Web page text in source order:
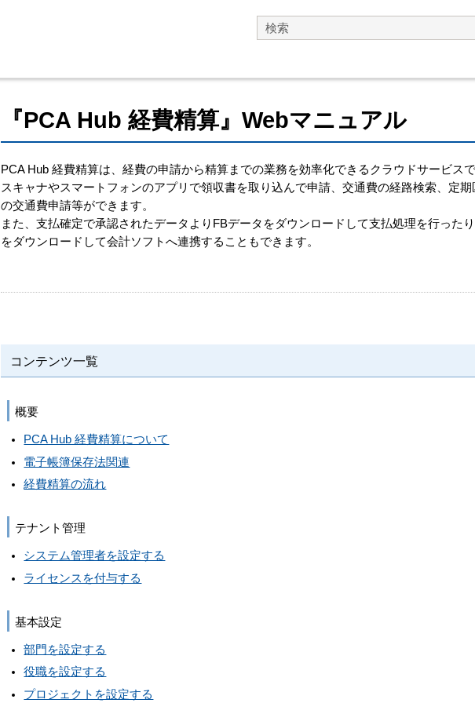
メイン コンテンツにスキップ
『PCA Hub 経費精算』Webマニュアル
PCA Hub 経費精算は、経費の申請から精算までの業務を効率化できるクラウドサービスで
スキャナやスマートフォンのアプリで領収書を取り込んで申請、交通費の経路検索、定期
の交通費申請等ができます。
また、支払確定で承認されたデータよりFBデータをダウンロードして支払処理を行った
をダウンロードして会計ソフトへ連携することもできます。
コンテンツ一覧
概要
PCA Hub 経費精算について
電子帳簿保存法関連
経費精算の流れ
テナント管理
システム管理者を設定する
ライセンスを付与する
基本設定
部門を設定する
役職を設定する
プロジェクトを設定する